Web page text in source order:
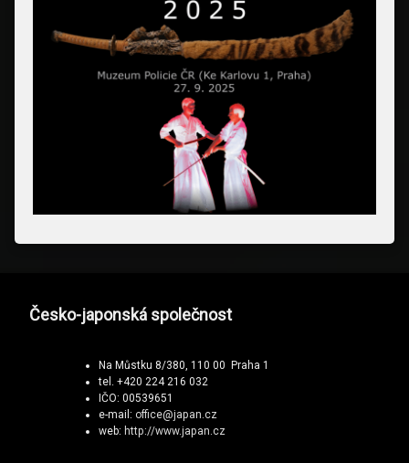
Česko-japonská společnost
Na Můstku 8/380, 110 00 Praha 1
tel. +420 224 216 032
IČO: 00539651
e-mail: office@japan.cz
web: http://www.japan.cz